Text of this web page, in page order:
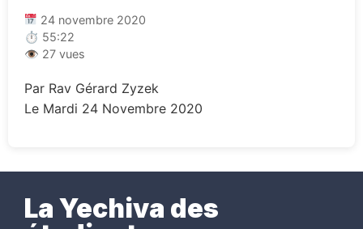
24 novembre 2020
⏱ 55:22
👁 27 vues
Par Rav Gérard Zyzek
Le Mardi 24 Novembre 2020
La Yechiva des